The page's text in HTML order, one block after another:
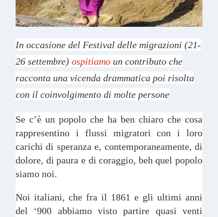
In occasione del Festival delle migrazioni (21-
26 settembre) ospitiamo un contributo che
racconta una vicenda drammatica poi risolta
con il coinvolgimento di molte persone
Se c’è un popolo che ha ben chiaro che cosa
rappresentino i flussi migratori con i loro
carichi di speranza e, contemporaneamente, di
dolore, di paura e di coraggio, beh quel popolo
siamo noi.
Noi italiani, che fra il 1861 e gli ultimi anni
del ‘900 abbiamo visto partire quasi venti